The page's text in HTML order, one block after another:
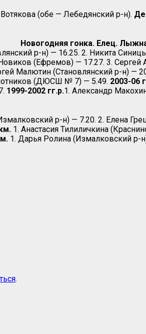
Вотякова (обе — Лебедянский р-н).
Новогодняя гонка. Елец.
р-н) — 16.25. 2. Никита
(Ефремов) — 17.27. 3. Сергей
Малютин (Становлянский р-н) —
(ДЮСШ № 7) — 5.49. 2003-06
1999-2002 гг.р.1. Александр
р-н) — 7.20. 2. Елена
1. Анастасия Тилиличкина
1. Дарья Ролина (Измалковский
.